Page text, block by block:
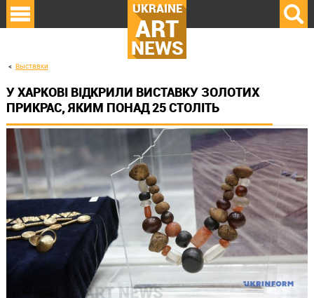
UKRAINE
ART
NEWS
Выставки
У ХАРКОВІ ВІДКРИЛИ ВИСТАВКУ ЗОЛОТИХ
ПРИКРАС, ЯКИМ ПОНАД 25 СТОЛІТЬ